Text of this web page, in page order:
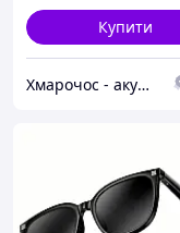
Купити
Хмарочос - акумулятори та аксесуари для портативних пристроїв